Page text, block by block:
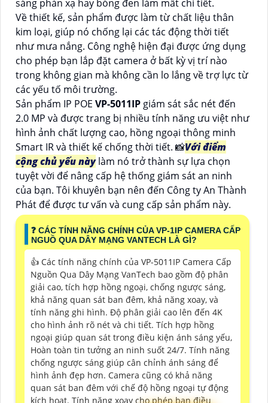
sáng phản xạ hay bóng đen làm mất chi tiết.
Về thiết kế, sản phẩm được làm từ chất liệu thân
kim loại, giúp nó chống lại các tác động thời tiết
như mưa nắng. Công nghệ hiện đại được ứng dụng
cho phép bạn lắp đặt camera ở bất kỳ vị trí nào
trong không gian mà không cần lo lắng về trợ lực từ
các yếu tố môi trường.
Sản phẩm IP POE VP-5011IP giám sát sắc nét đến
2.0 MP và được trang bị nhiều tính năng ưu việt như
hình ảnh chất lượng cao, hồng ngoại thông minh
Smart IR và thiết kế chống thời tiết. 📸Với điểm
cộng chủ yếu nàylàm nó trở thành sự lựa chọn
tuyệt vời để nâng cấp hệ thống giám sát an ninh
của bạn. Tôi khuyên bạn nên đến Công ty An Thành
Phát để được tư vấn và cung cấp sản phẩm này.
❓ CÁC TÍNH NĂNG CHÍNH CỦA VP-1IP CAMERA CẤP
NGUỒ QUA DÂY MẠNG VANTECH LÀ GÌ?
👍 Các tính năng chính của VP-5011IP Camera Cấp
Nguồn Qua Dây Mạng VanTech bao gồm độ phân
giải cao, tích hợp hồng ngoại, chống ngược sáng,
khả năng quan sát ban đêm, khả năng xoay, và
tính năng ghi hình. Độ phân giải cao lên đến 4K
cho hình ảnh rõ nét và chi tiết. Tích hợp hồng
ngoại giúp quan sát trong điều kiện ánh sáng yếu,
Hoàn toàn tin tưởng an ninh suốt 24/7. Tính năng
chống ngược sáng giúp cân chỉnh ánh sáng để
hình ảnh đẹp hơn. Camera cũng có khả năng
quan sát ban đêm với chế độ hồng ngoại tự động
kích hoạt. Tính năng xoay cho phép bạn điều